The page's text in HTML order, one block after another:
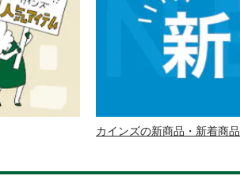
カインズの新商品・新着商品